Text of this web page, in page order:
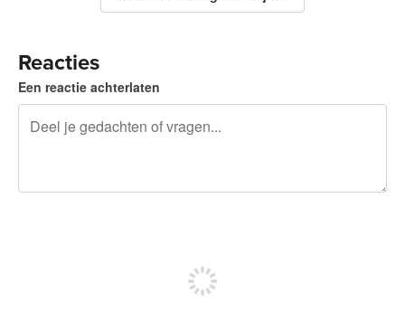
Reacties
Een reactie achterlaten